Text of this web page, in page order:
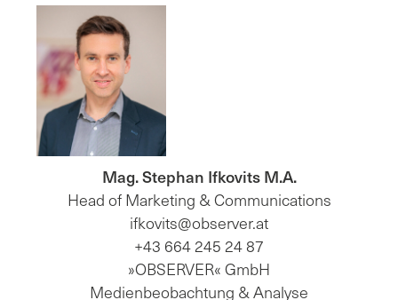
Mag. Stephan Ifkovits M.A.
Head of Marketing & Communications
ifkovits@observer.at
+43 664 245 24 87
»OBSERVER« GmbH
Medienbeobachtung & Analyse